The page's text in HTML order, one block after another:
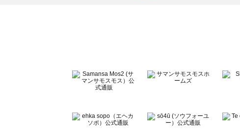
BETTY'S BLUE（べティーズブルー）の一覧
Wpc.（ワールドパーティー）の一覧